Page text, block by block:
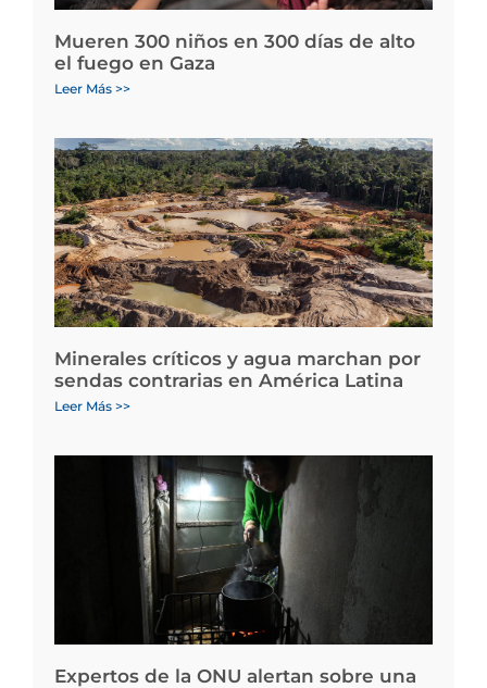
Mueren 300 niños en 300 días de alto
el fuego en Gaza
Leer Más >>
Minerales críticos y agua marchan por
sendas contrarias en América Latina
Leer Más >>
Expertos de la ONU alertan sobre una